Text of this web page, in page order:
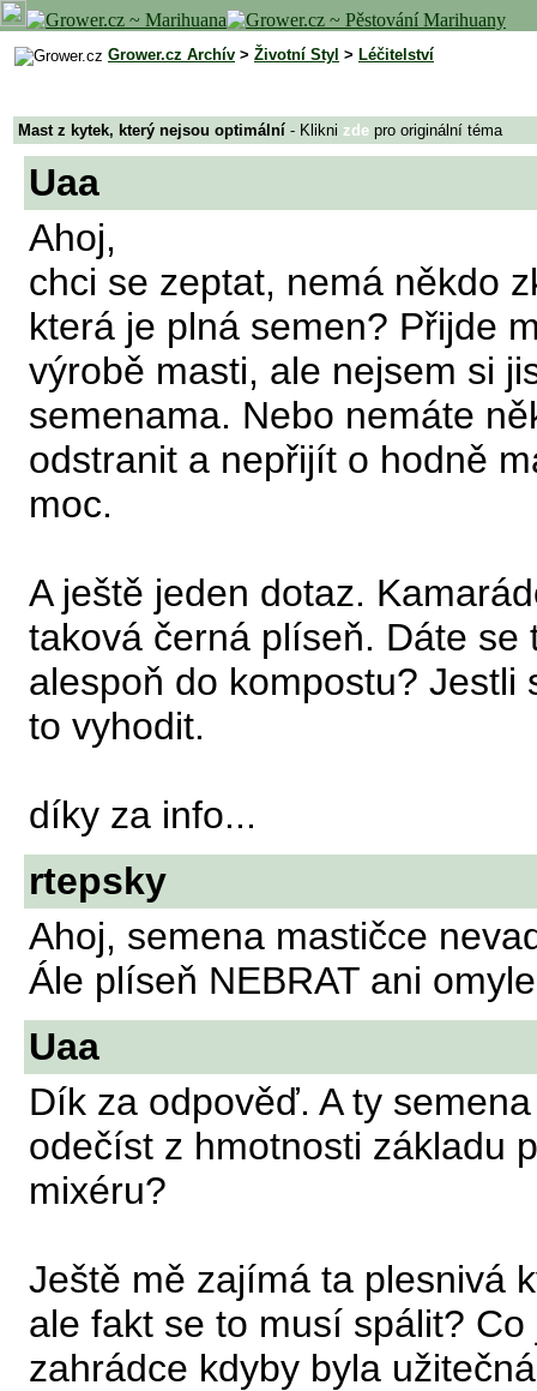
Grower.cz Archív > Životní Styl > Léčitelství
Mast z kytek, který nejsou optimální - Klikni zde pro originální téma
Uaa
Ahoj,
chci se zeptat, nemá někdo
která je plná semen? Přijde
výrobě masti, ale nejsem si
semenama. Nebo nemáte
odstranit a nepřijít o hodně
moc.
A ještě jeden dotaz.
taková černá plíseň. Dáte
alespoň do kompostu?
to vyhodit.
díky za info...
rtepsky
Ahoj, semena mastičce
Ále plíseň NEBRAT ani
Uaa
Dík za odpověď. A ty
odečíst z hmotnosti základu
mixéru?
Ještě mě zajímá ta plesnivá
ale fakt se to musí spálit?
zahrádce kdyby byla